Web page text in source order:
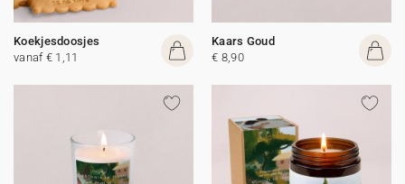
Koekjesdoosjes
vanaf € 1,11
Kaars Goud
€ 8,90